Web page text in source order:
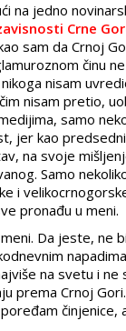
na jedno
Crne
sam da Crnoj
činu
nisam
nisam pretio,
samo
jer kao
na svoje
Samo
i
pronađu u meni.
Da jeste, ne
na svetu i ne
prema Crnoj
činjenice,